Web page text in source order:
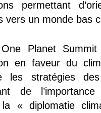
permettant
vers un monde bas
One Planet
en faveur du
les stratégies
de
« diplomatie